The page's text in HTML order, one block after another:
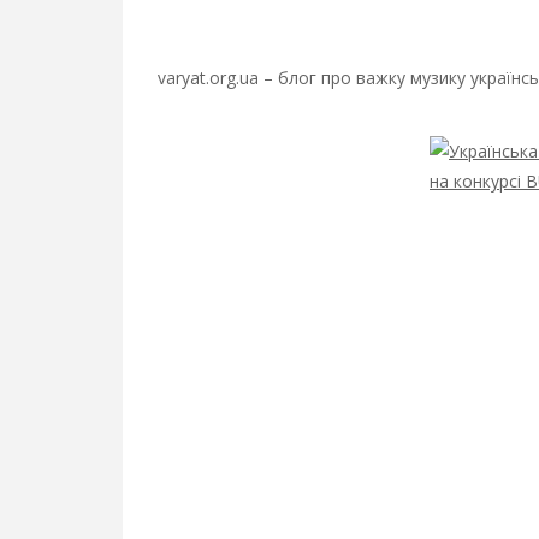
varyat.org.ua – блог про важку музику